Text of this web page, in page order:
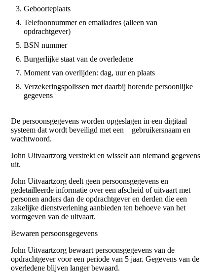
Geboorteplaats
Telefoonnummer en emailadres (alleen van
opdrachtgever)
BSN nummer
Burgerlijke staat van de overledene
Moment van overlijden: dag, uur en plaats
Verzekeringspolissen met daarbij horende persoonlijke
gegevens
De persoonsgegevens worden opgeslagen in een digitaal
systeem dat wordt beveiligd met een gebruikersnaam en
wachtwoord.
John Uitvaartzorg verstrekt en wisselt aan niemand gegevens
uit.
John Uitvaartzorg deelt geen persoonsgegevens en
gedetailleerde informatie over een afscheid of uitvaart met
personen anders dan de opdrachtgever en derden die een
zakelijke dienstverlening aanbieden ten behoeve van het
vormgeven van de uitvaart.
Bewaren persoonsgegevens
John Uitvaartzorg bewaart persoonsgegevens van de
opdrachtgever voor een periode van 5 jaar. Gegevens van de
overledene blijven langer bewaard.